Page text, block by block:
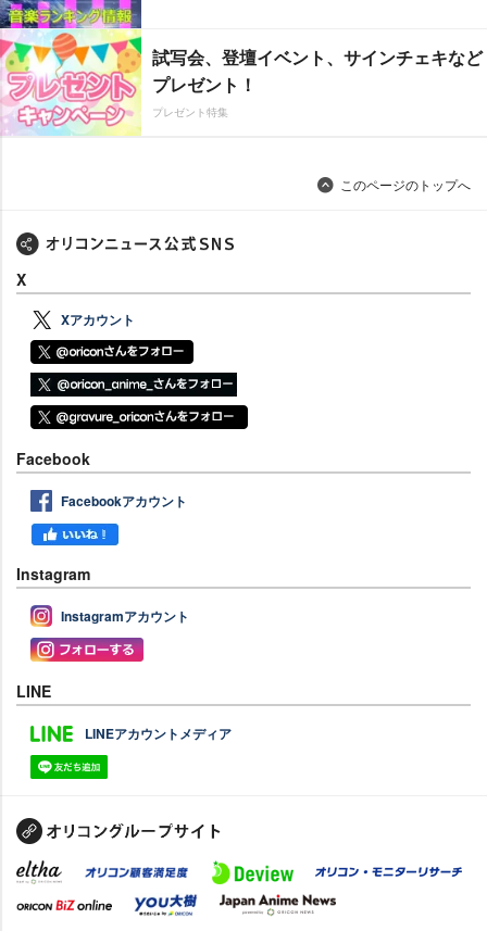
試写会、登壇イベント、サインチェキなど
プレゼント！
プレゼント特集
このページのトップへ
X
Xアカウント
Facebook
Facebookアカウント
Instagram
Instagramアカウント
LINE
LINEアカウントメディア